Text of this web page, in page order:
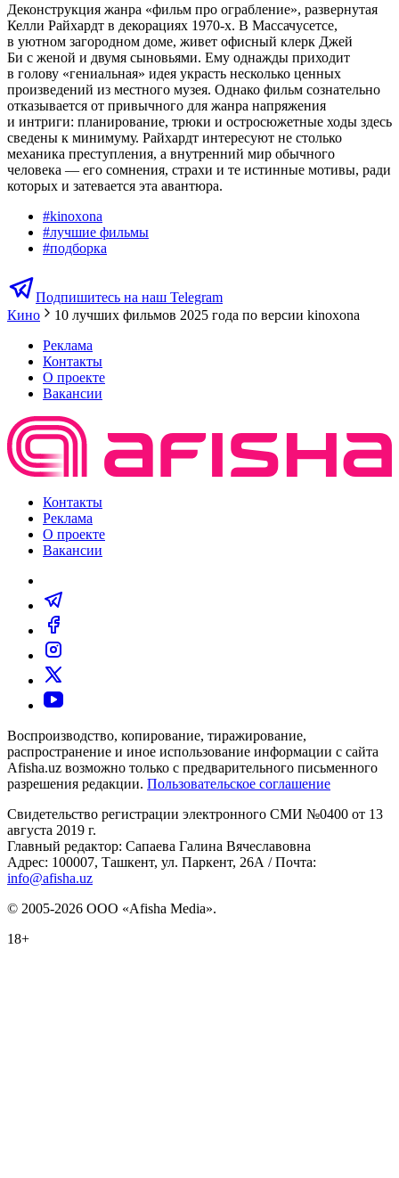
Деконструкция жанра «фильм про ограбление», развернутая
Келли Райхардт в декорациях 1970-х. В Массачусетсе,
в уютном загородном доме, живет офисный клерк Джей
Би с женой и двумя сыновьями. Ему однажды приходит
в голову «гениальная» идея украсть несколько ценных
произведений из местного музея. Однако фильм сознательно
отказывается от привычного для жанра напряжения
и интриги: планирование, трюки и остросюжетные ходы здесь
сведены к минимуму. Райхардт интересуют не столько
механика преступления, а внутренний мир обычного
человека — его сомнения, страхи и те истинные мотивы, ради
которых и затевается эта авантюра.
#kinoxona
#лучшие фильмы
#подборка
Подпишитесь на наш Telegram
Кино
10 лучших фильмов 2025 года по версии kinoxona
Реклама
Контакты
О проекте
Вакансии
Контакты
Реклама
О проекте
Вакансии
Воспроизводство, копирование, тиражирование,
распространение и иное использование информации с сайта
Afisha.uz возможно только с предварительного письменного
разрешения редакции. Пользовательское соглашение
Свидетельство регистрации электронного СМИ №0400 от 13
августа 2019 г.
Главный редактор: Сапаева Галина Вячеславовна
Адрес: 100007, Ташкент, ул. Паркент, 26А / Почта:
info@afisha.uz
© 2005-2026 ООО «Afisha Media».
18+